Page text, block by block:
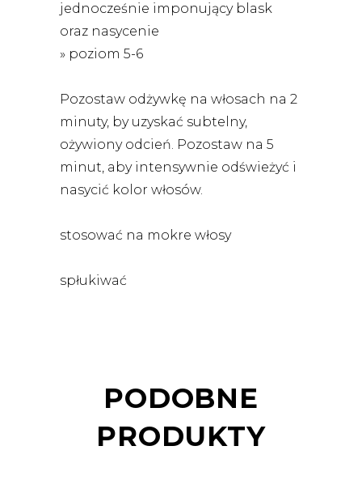
jednocześnie imponujący blask
oraz nasycenie
» poziom 5-6
Pozostaw odżywkę na włosach na 2
minuty, by uzyskać subtelny,
ożywiony odcień. Pozostaw na 5
minut, aby intensywnie odświeżyć i
nasycić kolor włosów.
stosować na mokre włosy
spłukiwać
PODOBNE
PRODUKTY